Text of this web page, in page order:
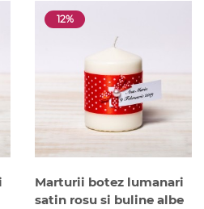
12%
Marturii botez lumanari
satin rosu si buline albe